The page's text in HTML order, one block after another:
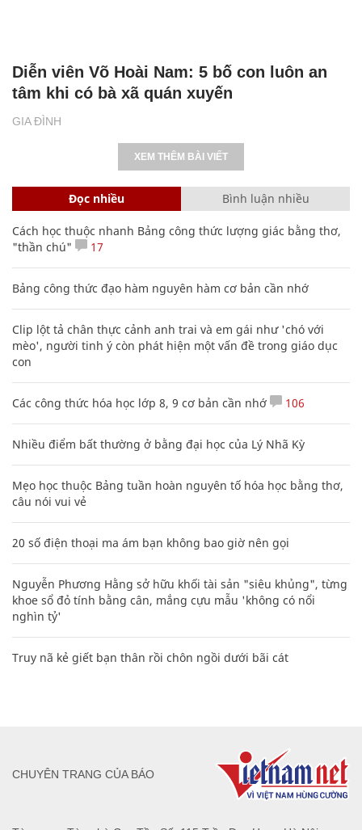
GIA ĐÌNH
Diễn viên Võ Hoài Nam: 5 bố con luôn an
tâm khi có bà xã quán xuyến
XEM THÊM BÀI VIẾT
Đọc nhiều Bình luận nhiều
Cách học thuộc nhanh Bảng công thức lượng giác bằng thơ,
"thần chú"
17
Bảng công thức đạo hàm nguyên hàm cơ bản cần nhớ
Clip lột tả chân thực cảnh anh trai và em gái như 'chó với
mèo', người tinh ý còn phát hiện một vấn đề trong giáo dục
con
Các công thức hóa học lớp 8, 9 cơ bản cần nhớ 106
Nhiều điểm bất thường ở bằng đại học của Lý Nhã Kỳ
Mẹo học thuộc Bảng tuần hoàn nguyên tố hóa học bằng thơ,
câu nói vui vẻ
20 số điện thoại ma ám bạn không bao giờ nên gọi
Nguyễn Phương Hằng sở hữu khối tài sản "siêu khủng", từng
khoe sổ đỏ tính bằng cân, mắng cựu mẫu 'không có nổi
nghìn tỷ'
Truy nã kẻ giết bạn thân rồi chôn ngồi dưới bãi cát
CHUYÊN TRANG CỦA BÁO